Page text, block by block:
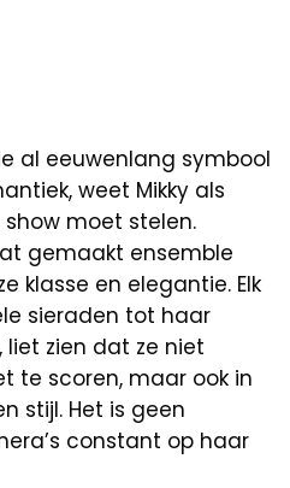
al eeuwenlang symbool
weet Mikky als
moet stelen.
gemaakt ensemble
klasse en elegantie. Elk
sieraden tot haar
zien dat ze niet
te scoren, maar ook in
stijl. Het is geen
constant op haar